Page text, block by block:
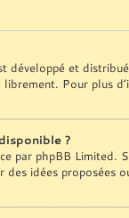
développé et
Pour plus
?
par phpBB Limited.
idées proposées